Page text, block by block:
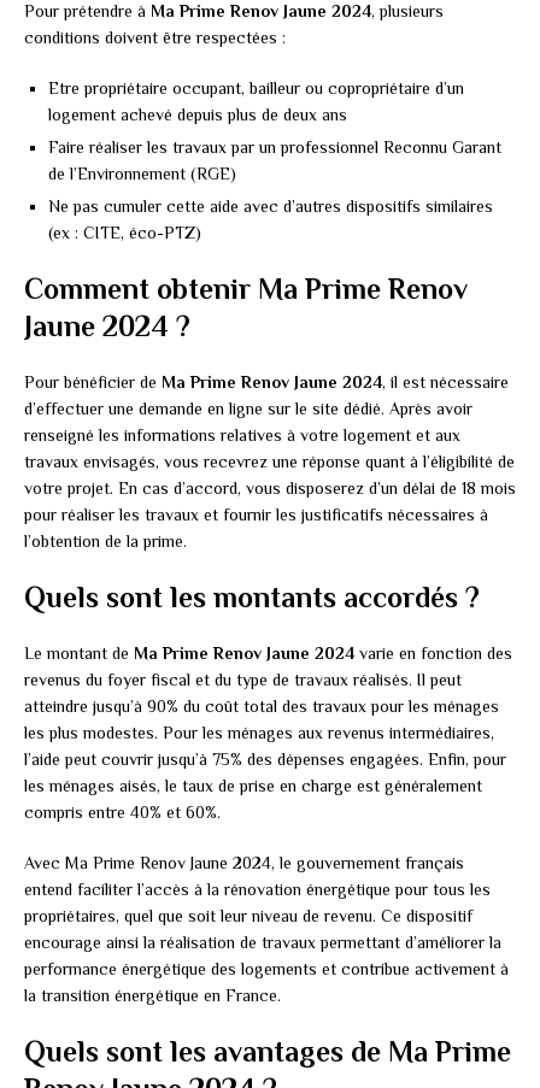
Pour prétendre à Ma Prime Renov Jaune 2024, plusieurs
conditions doivent être respectées :
Etre propriétaire occupant, bailleur ou copropriétaire d’un
logement achevé depuis plus de deux ans
Faire réaliser les travaux par un professionnel Reconnu Garant
de l’Environnement (RGE)
Ne pas cumuler cette aide avec d’autres dispositifs similaires
(ex : CITE, éco-PTZ)
Comment obtenir Ma Prime Renov
Jaune 2024 ?
Pour bénéficier de Ma Prime Renov Jaune 2024, il est nécessaire
d’effectuer une demande en ligne sur le site dédié. Après avoir
renseigné les informations relatives à votre logement et aux
travaux envisagés, vous recevrez une réponse quant à l’éligibilité de
votre projet. En cas d’accord, vous disposerez d’un délai de 18 mois
pour réaliser les travaux et fournir les justificatifs nécessaires à
l’obtention de la prime.
Quels sont les montants accordés ?
Le montant de Ma Prime Renov Jaune 2024varie en fonction des
revenus du foyer fiscal et du type de travaux réalisés. Il peut
atteindre jusqu’à 90% du coût total des travaux pour les ménages
les plus modestes. Pour les ménages aux revenus intermédiaires,
l’aide peut couvrir jusqu’à 75% des dépenses engagées. Enfin, pour
les ménages aisés, le taux de prise en charge est généralement
compris entre 40% et 60%.
Avec Ma Prime Renov Jaune 2024, le gouvernement français
entend faciliter l’accès à la rénovation énergétique pour tous les
propriétaires, quel que soit leur niveau de revenu. Ce dispositif
encourage ainsi la réalisation de travaux permettant d’améliorer la
performance énergétique des logements et contribue activement à
la transition énergétique en France.
Quels sont les avantages de Ma Prime